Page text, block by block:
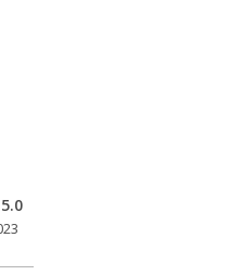
5.0